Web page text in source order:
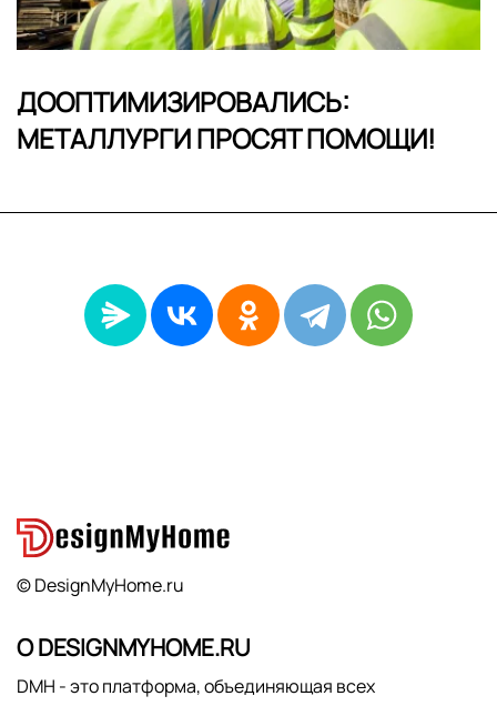
ДООПТИМИЗИРОВАЛИСЬ:
МЕТАЛЛУРГИ ПРОСЯТ ПОМОЩИ!
© DesignMyHome.ru
О DESIGNMYHOME.RU
DMH - это платформа, объединяющая всех